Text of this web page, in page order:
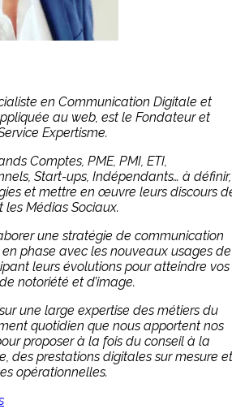
en Communication Digitale et
au web, est le Fondateur et
Expertisme.
Comptes, PME, PMI, ETI,
Start-ups, Indépendants… à définir,
et mettre en œuvre leurs discours
Médias Sociaux.
une stratégie de communication
phase avec les nouveaux usages de
leurs évolutions pour atteindre vos
notoriété et d’image.
une large expertise des métiers du
quotidien que nous apportent nos
proposer à la fois du conseil à la
des prestations digitales sur mesure et
opérationnelles.